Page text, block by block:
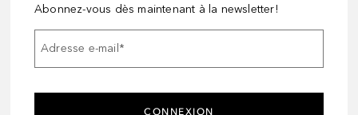
Abonnez-vous dès maintenant à la newsletter!
Adresse e-mail*
CONNEXION